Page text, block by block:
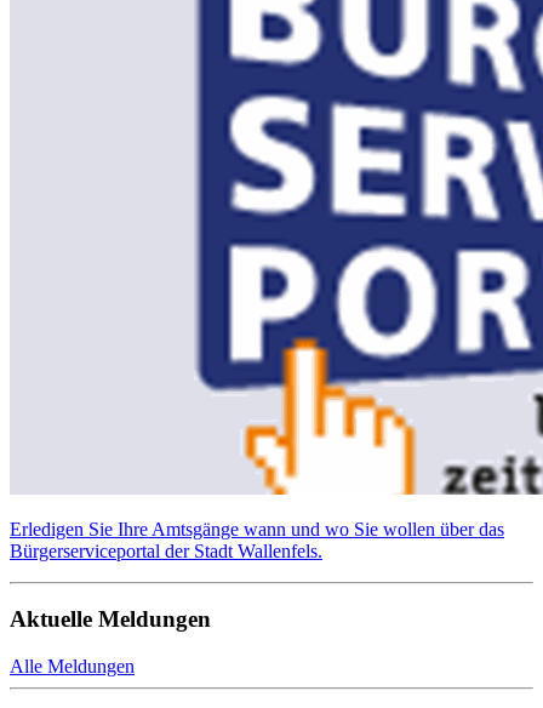
Erledigen Sie Ihre Amtsgänge wann und wo Sie wollen über das
Bürgerserviceportal der Stadt Wallenfels.
Aktuelle Meldungen
Alle Meldungen